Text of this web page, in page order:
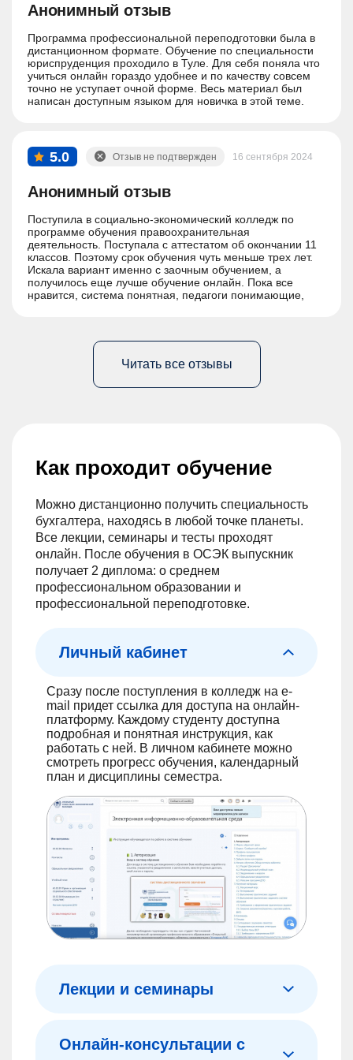
Анонимный отзыв
Программа профессиональной переподготовки была в
дистанционном формате. Обучение по специальности
юриспруденция проходило в Туле. Для себя поняла что
учиться онлайн гораздо удобнее и по качеству совсем
точно не уступает очной форме. Весь материал был
написан доступным языком для новичка в этой теме.
5.0
Анонимный отзыв
16 сентября 2024
Отзыв не подтвержден
Поступила в социально-экономический колледж по
программе обучения правоохранительная
деятельность. Поступала с аттестатом об окончании 11
классов. Поэтому срок обучения чуть меньше трех лет.
Искала вариант именно с заочным обучением, а
получилось еще лучше обучение онлайн. Пока все
нравится, система понятная, педагоги понимающие,
Читать все отзывы
Как проходит обучение
Можно дистанционно получить специальность
бухгалтера, находясь в любой точке планеты.
Все лекции, семинары и тесты проходят
онлайн. После обучения в ОСЭК выпускник
получает 2 диплома: о среднем
профессиональном образовании и
профессиональной переподготовке.
Личный кабинет
Сразу после поступления в колледж на e-
mail придет ссылка для доступа на онлайн-
платформу. Каждому студенту доступна
подробная и понятная инструкция, как
работать с ней. В личном кабинете можно
смотреть прогресс обучения, календарный
план и дисциплины семестра.
Лекции и семинары
Онлайн-консультации с